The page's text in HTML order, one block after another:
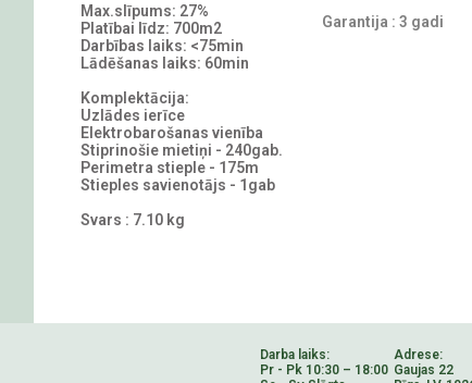
Max.slīpums: 27%
Platībai līdz: 700m2
Darbības laiks: <75min
Lādēšanas laiks: 60min
Komplektācija:
Uzlādes ierīce
Elektrobarošanas vienība
Stiprinošie mietiņi - 240gab.
Perimetra stieple - 175m
Stieples savienotājs - 1gab
Svars : 7.10 kg
Garantija : 3 gadi
Darba laiks:
Pr - Pk 10:30 – 18:00
Adrese:
Gaujas 22